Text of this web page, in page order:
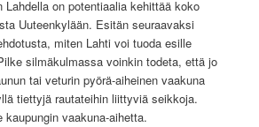
Lahdella on potentiaalia kehittää koko
Uuteenkylään. Esitän seuraavaksi
miten Lahti voi tuoda esille
silmäkulmassa voinkin todeta, että jo
tai veturin pyörä-aiheinen vaakuna
tiettyjä rautateihin liittyviä seikkoja.
vaakuna-aihetta.